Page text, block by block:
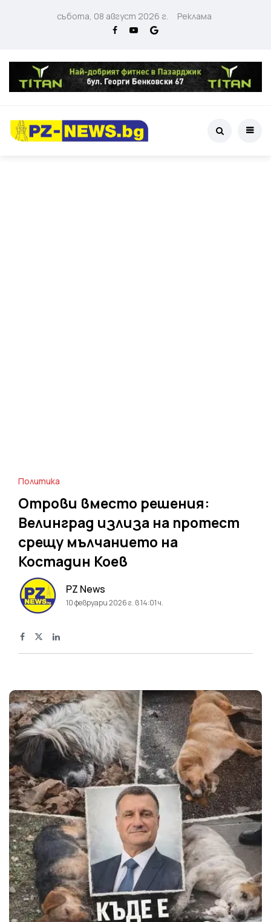
събота, 08 август 2026 г. Реклама
Политика
Отрови вместо решения:
Велинград излиза на протест
срещу мълчанието на
Костадин Коев
PZ News
10 февруари 2026 г. в 14:01 ч.